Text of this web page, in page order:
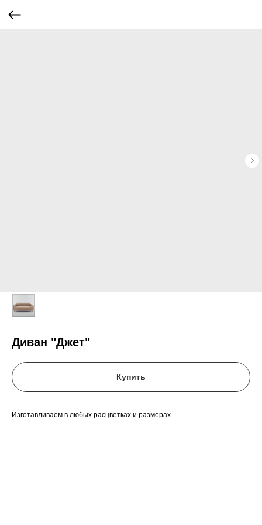
Диван "Джет"
Купить
Изготавливаем в любых расцветках и размерах.